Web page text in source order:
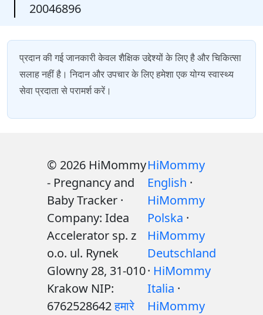
20046896
प्रदान की गई जानकारी केवल शैक्षिक उद्देश्यों के लिए है और चिकित्सा
सलाह नहीं है। निदान और उपचार के लिए हमेशा एक योग्य स्वास्थ्य
सेवा प्रदाता से परामर्श करें।
© 2026 HiMommy
- Pregnancy and
Baby Tracker ·
Company: Idea
Accelerator sp. z
o.o. ul. Rynek
Glowny 28, 31-010
Krakow NIP:
6762528642हमारे
HiMommy
English ·
HiMommy
Polska ·
HiMommy
Deutschland
· HiMommy
Italia ·
HiMommy